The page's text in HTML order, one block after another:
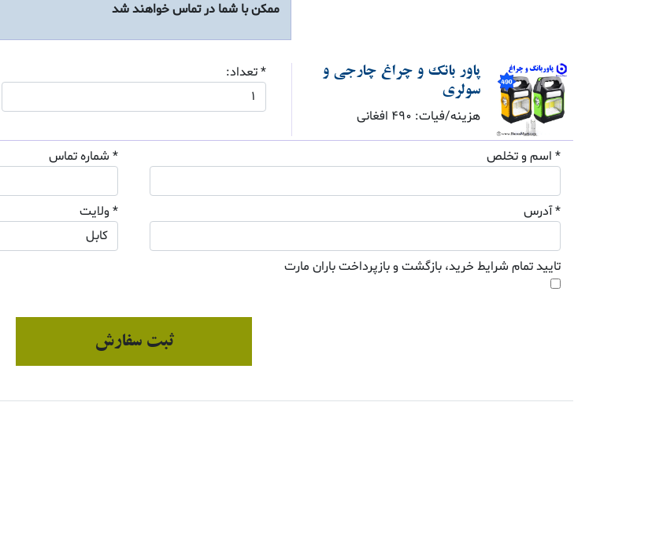
ممکن با شما در تماس خواهند شد
پاور بانک و چراغ چارجی و
سولری
هزینه/فیات: 490 افغانی
* تعداد:
* اسم و تخلص * شماره تماس
* آدرس * ولایت
تایید تمام شرایط خرید، بازگشت و بازپرداخت باران مارت
ثبت سفارش